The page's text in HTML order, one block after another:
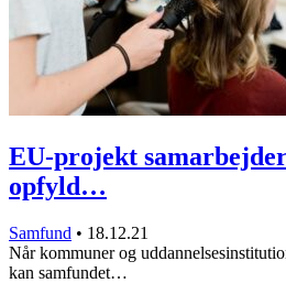
EU-projekt
opfyld…
Samfund • 18.12.21
Når kommuner og
kan samfundet…